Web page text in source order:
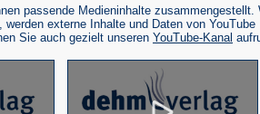
passende Medieninhalte zusammengestellt.
externe Inhalte und Daten von YouTube
Sie auch gezielt unseren YouTube-Kanal